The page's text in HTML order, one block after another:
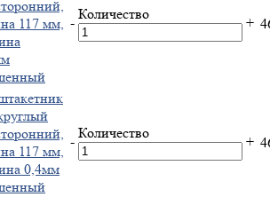
117 мм, -
Количество
+
117 мм,
0,4мм
-
Количество
+